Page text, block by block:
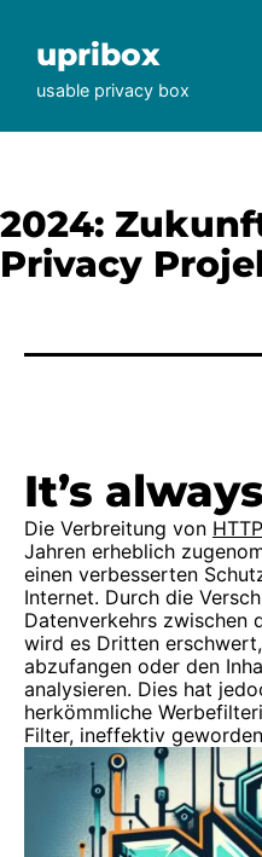
springenupribox
usable privacy box
2024:
Privacy
It’s
Die Verbreitung von
Jahren erheblich
einen verbesserten
Internet. Durch die
Datenverkehrs zwischen
wird es Dritten
abzufangen oder den
analysieren. Dies hat
herkömmliche
Filter, ineffektiv